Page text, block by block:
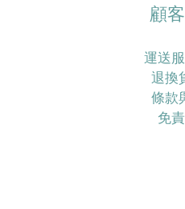
顧
運送
退換
條款
免